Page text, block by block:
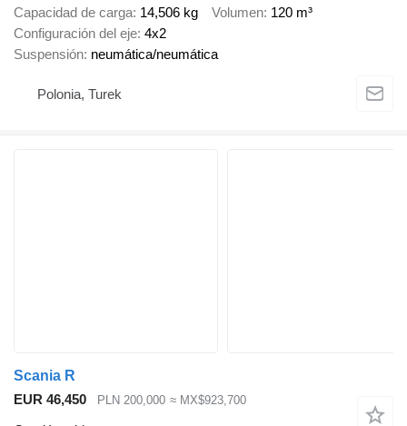
Capacidad de carga 14,506 kg Volumen 120 m³
Configuración del eje 4x2
Suspensión neumática/neumática
Polonia, Turek
Scania R
EUR 46,450
PLN 200,000 ≈ MX$923,700